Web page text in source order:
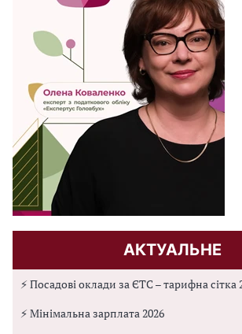
АКТУАЛЬНЕ
⚡ Посадові оклади за ЄТС – тарифна сітка
⚡ Мінімальна зарплата 2026